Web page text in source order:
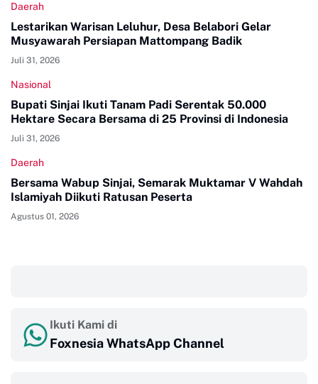
Daerah
Lestarikan Warisan Leluhur, Desa Belabori Gelar
Musyawarah Persiapan Mattompang Badik
Juli 31, 2026
Nasional
Bupati Sinjai Ikuti Tanam Padi Serentak 50.000
Hektare Secara Bersama di 25 Provinsi di Indonesia
Juli 31, 2026
Daerah
Bersama Wabup Sinjai, Semarak Muktamar V Wahdah
Islamiyah Diikuti Ratusan Peserta
Agustus 01, 2026
Ikuti Kami di
Foxnesia WhatsApp Channel